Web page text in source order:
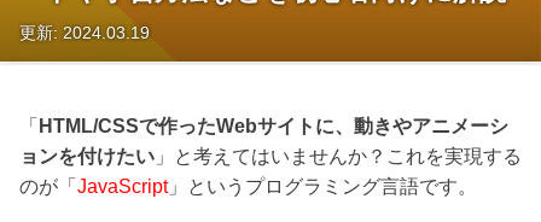
更新: 2024.03.19
「 HTML/CSSで作ったWebサイトに、動きやアニメーシ
ョンを付けたい 」と考えてはいませんか？これを実現する
のが「 JavaScript」というプログラミング言語です。